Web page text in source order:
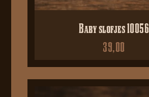
Baby slofjes 10056
39,00